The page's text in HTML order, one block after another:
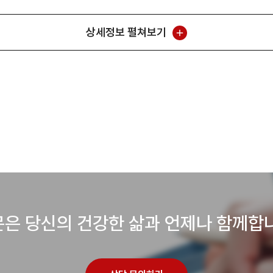
상세정보 펼쳐보기
당신의 건강한 삶과 언제나 함께합